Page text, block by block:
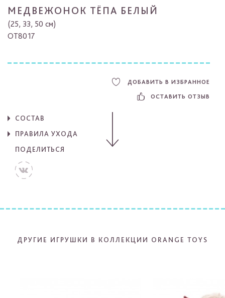
МЕДВЕЖОНОК ТЁПА БЕЛЫЙ
(25, 33, 50 см)
OT8017
ДОБАВИТЬ В ИЗБРАННОЕ
ОСТАВИТЬ ОТЗЫВ
СОСТАВ
ПРАВИЛА УХОДА
ПОДЕЛИТЬСЯ
ДРУГИЕ ИГРУШКИ В КОЛЛЕКЦИИ ORANGE TOYS